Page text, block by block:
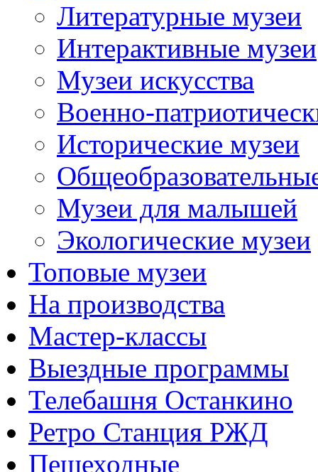
Литературные музеи
Интерактивные музеи
Музеи искусства
Военно-
Исторические музеи
Музеи для малышей
Экологические музеи
Топовые музеи
На производства
Мастер-классы
Выездные программы
Телебашня Останкино
Ретро Станция РЖД
Пешеходные